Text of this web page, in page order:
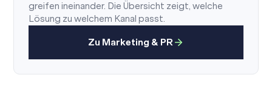
greifen ineinander. Die Übersicht zeigt, welche
Lösung zu welchem Kanal passt.
Zu Marketing & PR